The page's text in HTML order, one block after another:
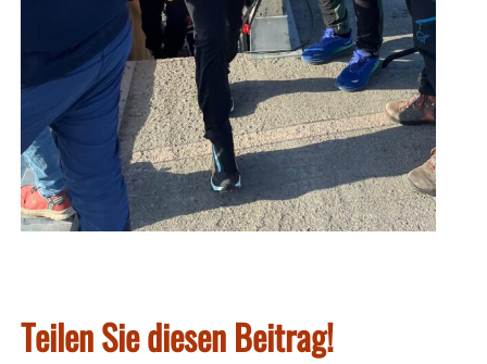
Teilen Sie diesen Beitrag!